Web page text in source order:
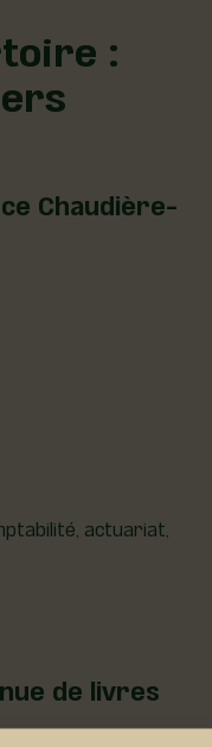
:
Chaudière-
actuariat,
de livres